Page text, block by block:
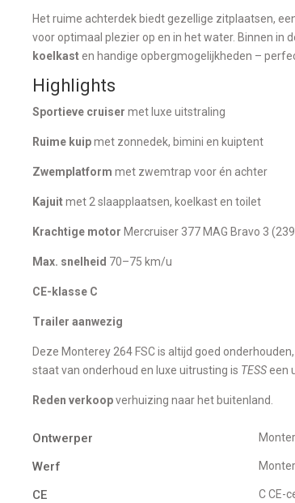
Het ruime achterdek biedt gezellige zitplaatsen,
voor optimaal plezier op en in het water. Binnen in
koelkasten handige opbergmogelijkheden –
Highlights
Sportieve cruiser met luxe uitstraling
Ruime kuipmet zonnedek, bimini en kuiptent
Zwemplatform met zwemtrap voor én achter
Kajuitmet 2 slaapplaatsen, koelkast en toilet
Krachtige motor Mercruiser 377 MAG Bravo 3
Max. snelheid 70–75 km/u
CE-klasse C
Trailer aanwezig
Deze Monterey 264 FSC is altijd goed
staat van onderhoud en luxe uitrusting is TESSeen
Reden verkoopverhuizing naar het buitenland.
Ontwerper
Werf
CE C